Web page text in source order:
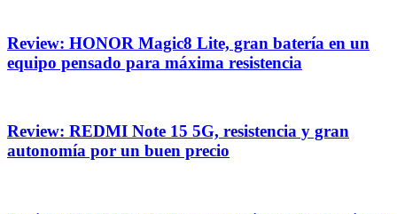
Review: HONOR Magic8 Lite, gran batería en un
equipo pensado para máxima resistencia
Review: REDMI Note 15 5G, resistencia y gran
autonomía por un buen precio